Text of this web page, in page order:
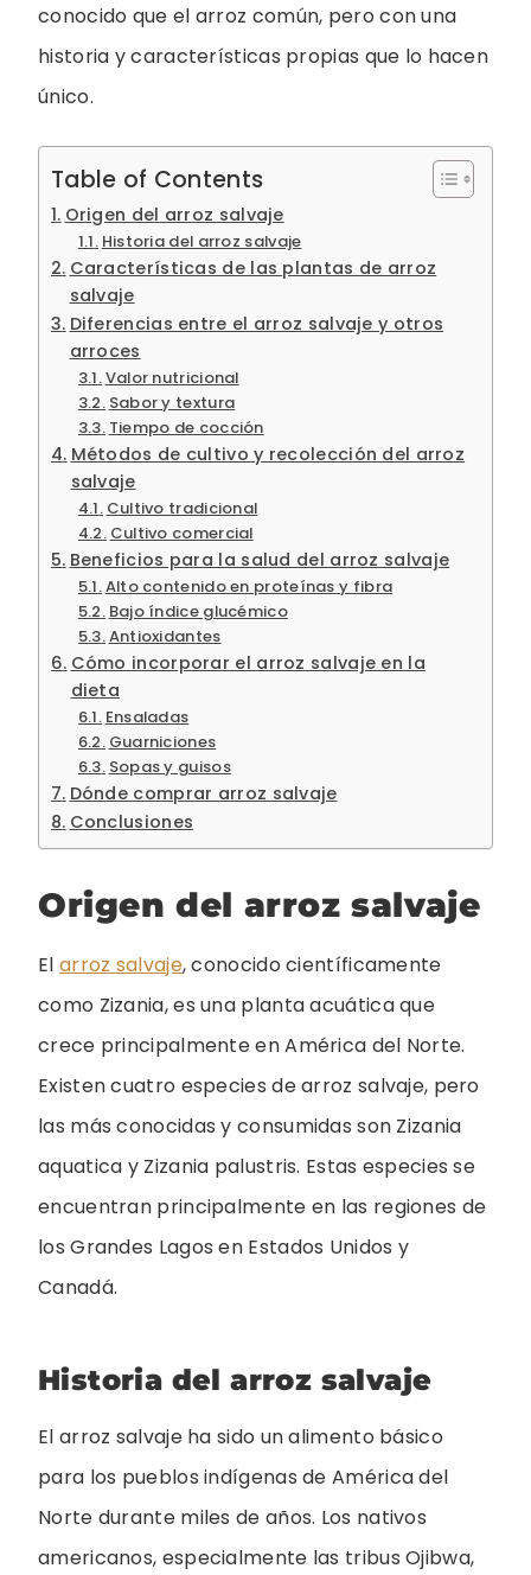
conocido que el arroz común, pero con una
historia y características propias que lo hacen
único.
Table of Contents
Origen del arroz salvaje
Historia del arroz salvaje
Características de las plantas de arroz
salvaje
Diferencias entre el arroz salvaje y otros
arroces
Valor nutricional
Sabor y textura
Tiempo de cocción
Métodos de cultivo y recolección del arroz
salvaje
Cultivo tradicional
Cultivo comercial
Beneficios para la salud del arroz salvaje
Alto contenido en proteínas y fibra
Bajo índice glucémico
Antioxidantes
Cómo incorporar el arroz salvaje en la
dieta
Ensaladas
Guarniciones
Sopas y guisos
Dónde comprar arroz salvaje
Conclusiones
Origen del arroz salvaje
El arroz salvaje, conocido científicamente
como Zizania, es una planta acuática que
crece principalmente en América del Norte.
Existen cuatro especies de arroz salvaje, pero
las más conocidas y consumidas son Zizania
aquatica y Zizania palustris. Estas especies se
encuentran principalmente en las regiones de
los Grandes Lagos en Estados Unidos y
Canadá.
Historia del arroz salvaje
El arroz salvaje ha sido un alimento básico
para los pueblos indígenas de América del
Norte durante miles de años. Los nativos
americanos, especialmente las tribus Ojibwa,